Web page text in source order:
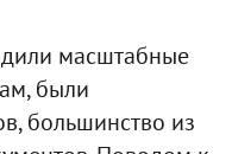
масштабные
были
большинство из